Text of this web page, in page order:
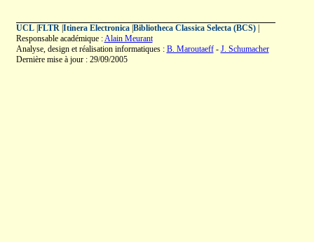
UCL| FLTR| Itinera Electronica| Bibliotheca Classica Selecta (BCS)|
Responsable académique :Alain Meurant
Analyse, design et réalisation informatiques : B. Maroutaeff- J. Schumacher
Dernière mise à jour : 29/09/2005